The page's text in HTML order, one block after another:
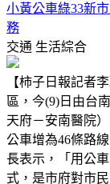
小黃公車綠33新
務
交通 生活綜合
【柿子日報記者
區，今(9)日由台
天府－安南醫院
公車增為46條路
長表示，「用公
式，是市府對市